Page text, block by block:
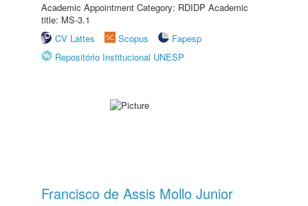
Academic Appointment Category: RDIDP Academic
title: MS-3.1
CV Lattes
Scopus
Fapesp
Repositório Institucional UNESP
Francisco de Assis Mollo Junior